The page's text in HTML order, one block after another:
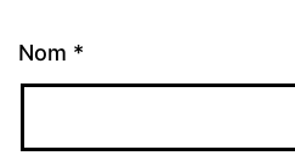
Nom *